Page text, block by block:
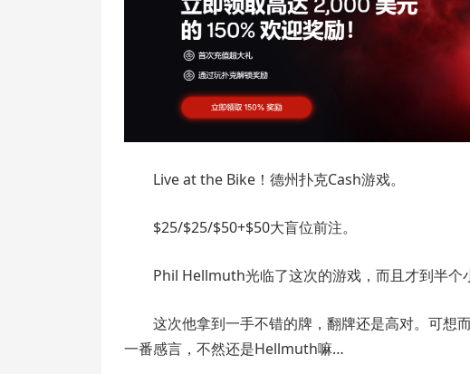
Live at the Bike！德州扑克Cash游戏。
$25/$25/$50+$50大盲位前注。
Phil Hellmuth光临了这次的游戏，而且才到半个
这次他拿到一手不错的牌，翻牌还是高对。可想
一番感言，不然还是Hellmuth嘛…